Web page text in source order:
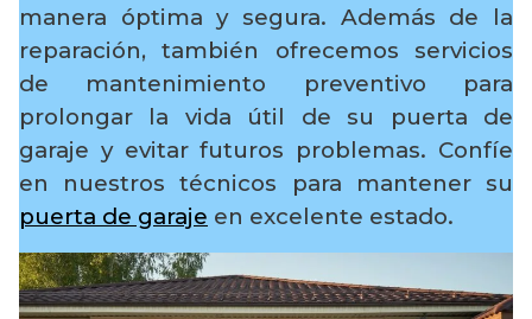
manera óptima y segura. Además de la
reparación, también ofrecemos servicios
de mantenimiento preventivo para
prolongar la vida útil de su puerta de
garaje y evitar futuros problemas. Confíe
en nuestros técnicos para mantener su
puerta de garaje en excelente estado.